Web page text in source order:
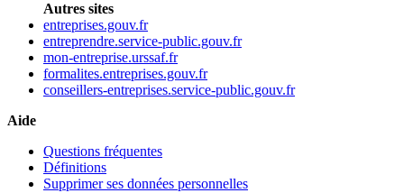
Autres sites
entreprises.gouv.fr
entreprendre.service-public.gouv.fr
mon-entreprise.urssaf.fr
formalites.entreprises.gouv.fr
conseillers-entreprises.service-public.gouv.fr
Aide
Questions fréquentes
Définitions
Supprimer ses données personnelles